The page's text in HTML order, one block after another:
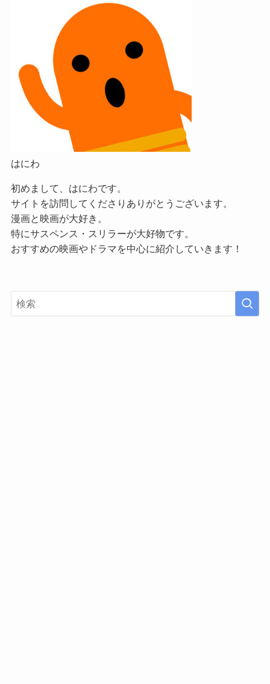
はにわ
初めまして、はにわです。
サイトを訪問してくださりありがとうございます。
漫画と映画が大好き。
特にサスペンス・スリラーが大好物です。
おすすめの映画やドラマを中心に紹介していきます！